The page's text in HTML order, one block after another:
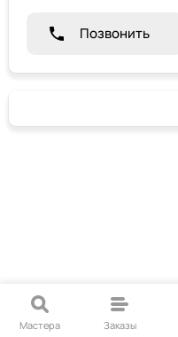
Позвонить
Мастера Заказы